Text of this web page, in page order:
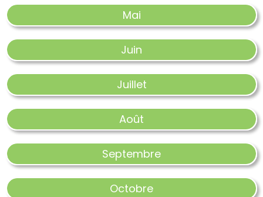
Mai
Juin
Juillet
Août
Septembre
Octobre